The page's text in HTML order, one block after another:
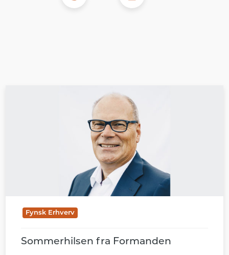
Fynsk Erhverv
Sommerhilsen fra Formanden